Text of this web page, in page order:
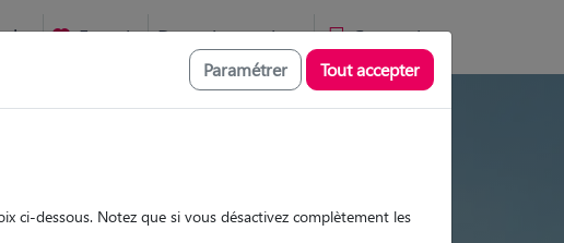
Favoris Devenir pet sitter Connexion
visites et promenades
Promenades
Paramétrer Tout accepter
ci-dessous. Notez que si vous désactivez complètement les